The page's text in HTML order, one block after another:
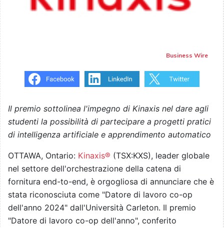
Business Wire
Il premio sottolinea l'impegno di Kinaxis nel dare agli
studenti la possibilità di partecipare a progetti pratici
di intelligenza artificiale e apprendimento automatico
OTTAWA, Ontario: Kinaxis® (TSX:KXS), leader globale
nel settore dell'orchestrazione della catena di
fornitura end-to-end, è orgogliosa di annunciare che è
stata riconosciuta come "Datore di lavoro co-op
dell'anno 2024" dall'Università Carleton. Il premio
"Datore di lavoro co-op dell'anno", conferito